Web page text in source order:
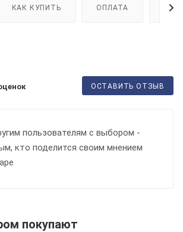
КАК КУПИТЬ ОПЛАТА
ОСТАВИТЬ ОТЗЫВ
пользователям с выбором -
кто поделится своим мнением
покупают